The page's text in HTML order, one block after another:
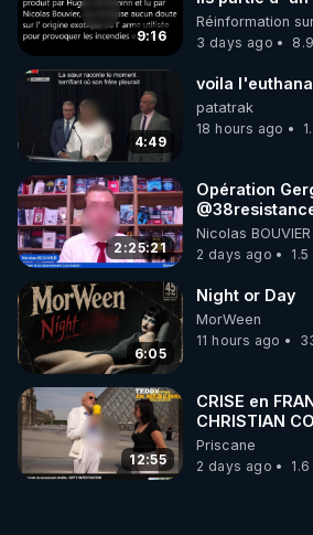
9:16
débuté le 11
?
Réinformation
3 days ago
4:49
voila
patatrak
18 hours ago
2:25:21
Opération
Nicolas BOUVIER
2 days ago
6:05
Night or Day
MorWeen
11 hours ago
12:55
CRISE en
CHRISTIAN
une étrange
Priscane
2 days ago